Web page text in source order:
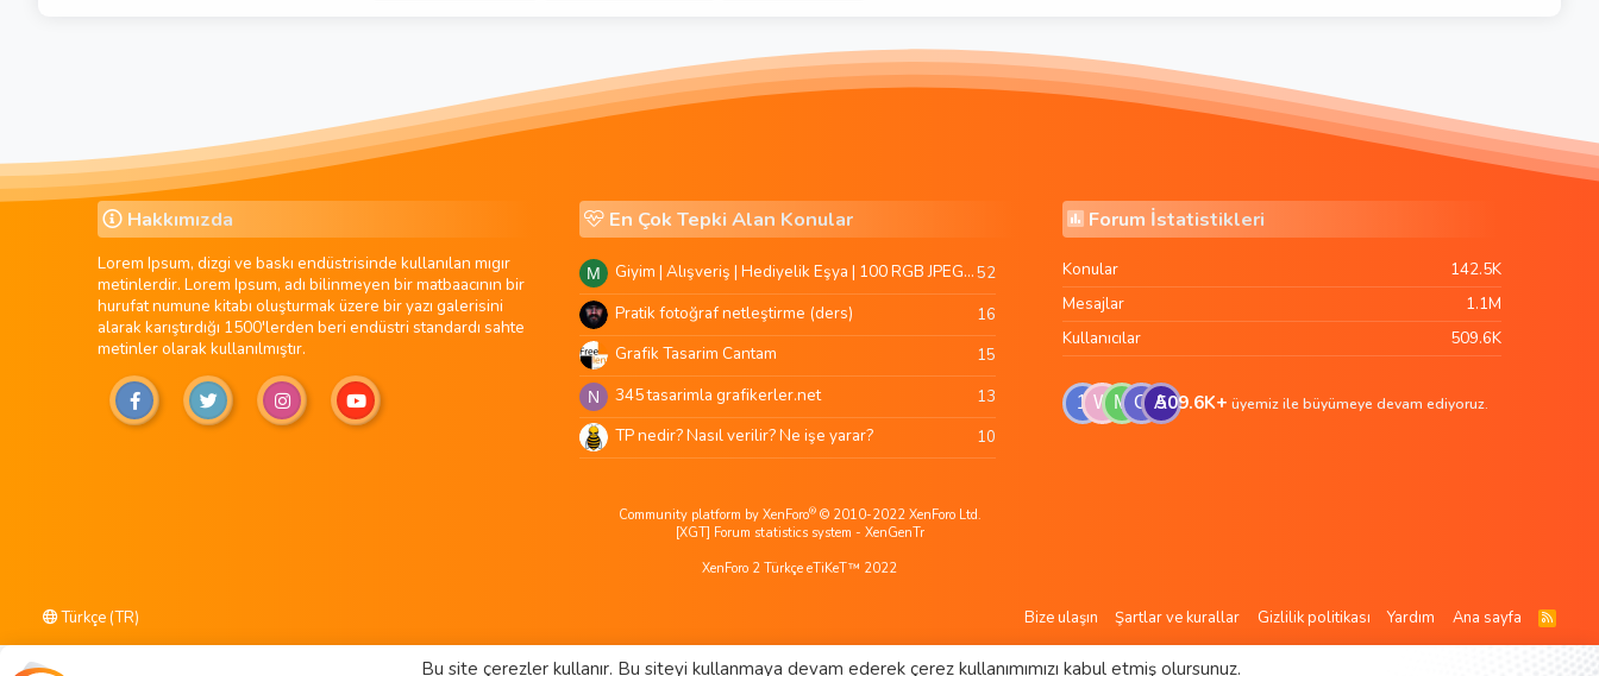
Hakkımızda
Lorem Ipsum, dizgi ve baskı endüstrisinde kullanılan mıgır
metinlerdir. Lorem Ipsum, adı bilinmeyen bir matbaacının bir
hurufat numune kitabı oluşturmak üzere bir yazı galerisini
alarak karıştırdığı 1500'lerden beri endüstri standardı sahte
metinler olarak kullanılmıştır.
En Çok Tepki Alan Konular
M Giyim | Alışveriş | Hediyelik Eşya | 100 RGB JPEG Images | 5920x4420 Pixels | 501 MB52
Pratik fotoğraf netleştirme (ders) 16
Grafik Tasarim Cantam 15
N 345 tasarimla grafikerler.net 13
TP nedir? Nasıl verilir? Ne işe yarar? 10
Forum İstatistikleri
Konular
142.5K
Mesajlar
1.1M
Kullanıcılar
509.6K
1 W M G A
509.6K+ üyemiz ile büyümeye devam ediyoruz.
Community platform by XenForo® © 2010-2022 XenForo Ltd.
[XGT] Forum statistics system - XenGenTr
XenForo 2 Türkçe eTiKeT™ 2022
Türkçe (TR) Bize ulaşın Şartlar ve kurallar Gizlilik politikası Yardım Ana sayfa
R
S
S
Bu site çerezler kullanır. Bu siteyi kullanmaya devam ederek çerez kullanımımızı kabul etmiş olursunuz.